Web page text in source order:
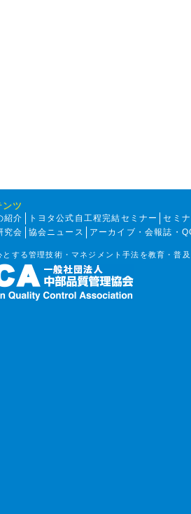
ツ
紹介 トヨタ公式自工程完結セミナー
セミ
究会 協会ニュース アーカイブ・会報誌・
とする管理技術・マネジメント手法を教育・普